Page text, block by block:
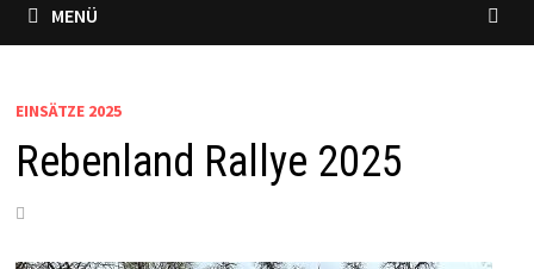
MENÜ
EINSÄTZE 2025
Rebenland Rallye 2025